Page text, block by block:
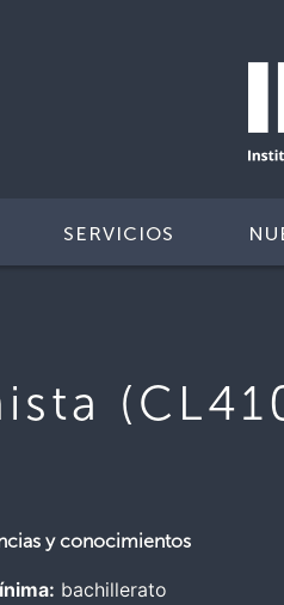
SERVICIOS
y conocimientos
bachillerato